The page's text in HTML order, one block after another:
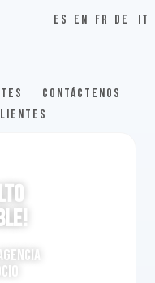
CONTÁCTENOS
DE
FR
EN
ES IT